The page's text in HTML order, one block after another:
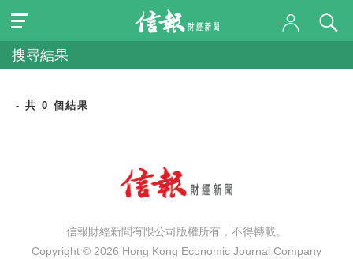
搜尋結果
- 共 0 個結果
信報財經新聞有限公司版權所有，不得轉載。
Copyright © 2026 Hong Kong Economic Journal Company